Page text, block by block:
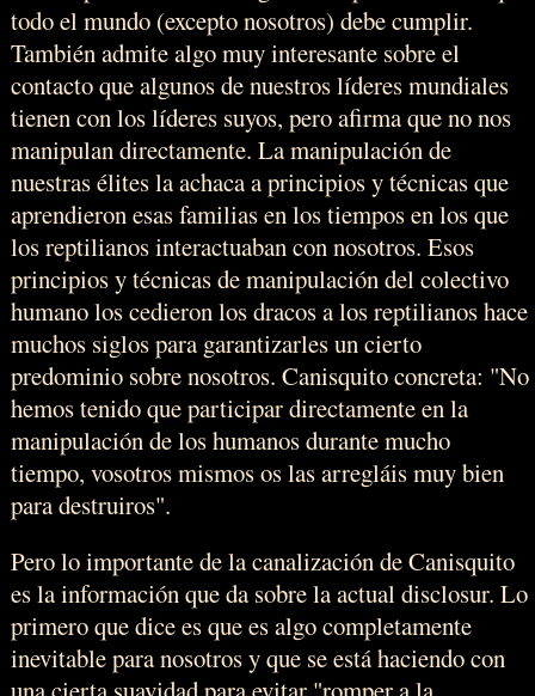
todo el mundo (excepto nosotros) debe cumplir.
También admite algo muy interesante sobre el
contacto que algunos de nuestros líderes mundiales
tienen con los líderes suyos, pero afirma que no nos
manipulan directamente. La manipulación de
nuestras élites la achaca a principios y técnicas que
aprendieron esas familias en los tiempos en los que
los reptilianos interactuaban con nosotros. Esos
principios y técnicas de manipulación del colectivo
humano los cedieron los dracos a los reptilianos hace
muchos siglos para garantizarles un cierto
predominio sobre nosotros. Canisquito concreta: "No
hemos tenido que participar directamente en la
manipulación de los humanos durante mucho
tiempo, vosotros mismos os las arregláis muy bien
para destruiros".
Pero lo importante de la canalización de Canisquito
es la información que da sobre la actual disclosur. Lo
primero que dice es que es algo completamente
inevitable para nosotros y que se está haciendo con